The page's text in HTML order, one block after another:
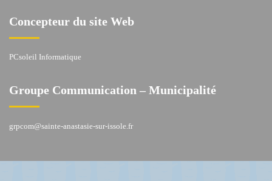
Concepteur du site Web
PCsoleil Informatique
Groupe Communication – Municipalité
grpcom@sainte-anastasie-sur-issole.fr